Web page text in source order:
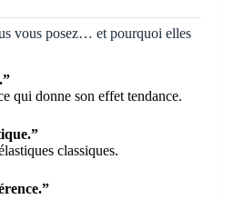
vous posez… et pourquoi elles
qui donne son effet tendance.
classiques.